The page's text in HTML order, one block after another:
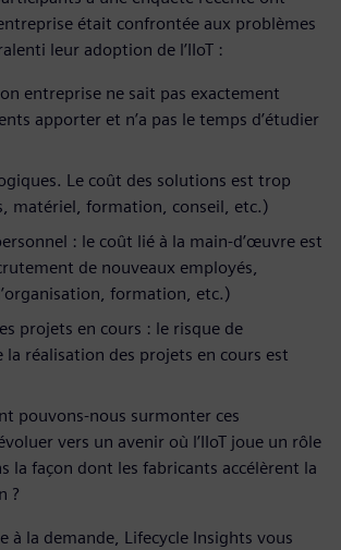
était confrontée aux problèmes
leur adoption de l’IIoT :
entreprise ne sait pas exactement
apporter et n’a pas le temps d’étudier
Le coût des solutions est trop
matériel, formation, conseil, etc.)
: le coût lié à la main-d’œuvre est
de nouveaux employés,
formation, etc.)
projets en cours : le risque de
réalisation des projets en cours est
pouvons-nous surmonter ces
vers un avenir où l’IIoT joue un rôle
la façon dont les fabricants accélèrent la
?
à la demande, Lifecycle Insights vous